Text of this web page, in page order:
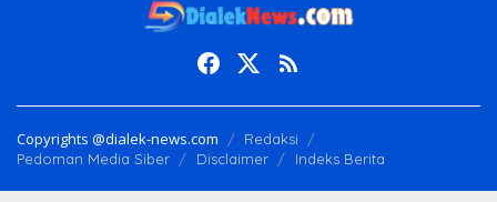
Copyrights @dialek-news.com
Redaksi
Pedoman Media Siber
Disclaimer Indeks Berita